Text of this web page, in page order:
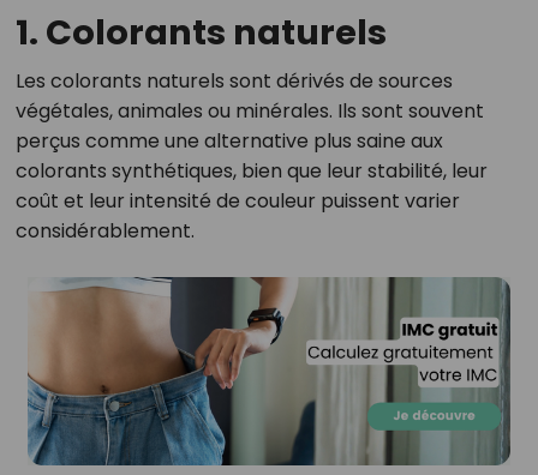
1. Colorants naturels
Les colorants naturels sont dérivés de sources
végétales, animales ou minérales. Ils sont souvent
perçus comme une alternative plus saine aux
colorants synthétiques, bien que leur stabilité, leur
coût et leur intensité de couleur puissent varier
considérablement.